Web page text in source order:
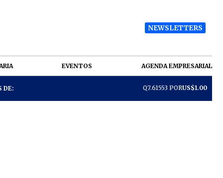
NEWSLETTERS
EVENTOS AGENDA EMPRESARIAL
DE: Q7.61553 PORUS$1.00